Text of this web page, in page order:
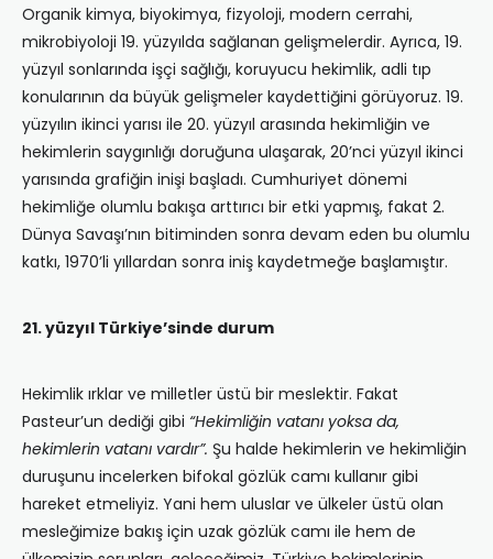
Organik kimya, biyokimya, fizyoloji, modern cerrahi,
mikrobiyoloji 19. yüzyılda sağlanan gelişmelerdir. Ayrıca, 19.
yüzyıl sonlarında işçi sağlığı, koruyucu hekimlik, adli tıp
konularının da büyük gelişmeler kaydettiğini görüyoruz. 19.
yüzyılın ikinci yarısı ile 20. yüzyıl arasında hekimliğin ve
hekimlerin saygınlığı doruğuna ulaşarak, 20’nci yüzyıl ikinci
yarısında grafiğin inişi başladı. Cumhuriyet dönemi
hekimliğe olumlu bakışa arttırıcı bir etki yapmış, fakat 2.
Dünya Savaşı’nın bitiminden sonra devam eden bu olumlu
katkı, 1970’li yıllardan sonra iniş kaydetmeğe başlamıştır.
21. yüzyıl Türkiye’sinde durum
Hekimlik ırklar ve milletler üstü bir meslektir. Fakat
Pasteur’un dediği gibi “Hekimliğin vatanı yoksa da,
hekimlerin vatanı vardır”. Şu halde hekimlerin ve hekimliğin
duruşunu incelerken bifokal gözlük camı kullanır gibi
hareket etmeliyiz. Yani hem uluslar ve ülkeler üstü olan
mesleğimize bakış için uzak gözlük camı ile hem de